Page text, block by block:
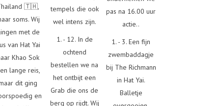
🇹🇭,
soms. Wij
met de
van Hat Yai
Khao Sok
lange reis,
dit ging
en
tempels die ook
wel intens zijn.
1. - 12. In de
ochtend
bestellen we na
het ontbijt een
Grab die ons de
berg op rijdt. Wij
pas na 16.00 uur
actie..
1. - 3. Een fijn
zwembaddagje
bij The Richmann
in Hat Yai.
Balletje